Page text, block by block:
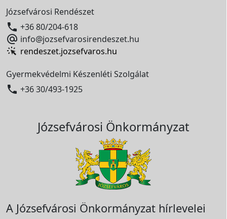
Józsefvárosi Rendészet
 +36 80/204-618
 info@jozsefvarosirendeszet.hu
rendeszet.jozsefvaros.hu
Gyermekvédelmi Készenléti Szolgálat
 +36 30/493-1925
Józsefvárosi Önkormányzat
A Józsefvárosi Önkormányzat hírlevelei